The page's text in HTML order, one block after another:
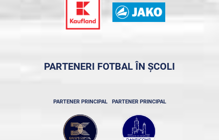
PARTENERI FOTBAL ÎN ȘCOLI
PARTENER PRINCIPAL PARTENER PRINCIPAL